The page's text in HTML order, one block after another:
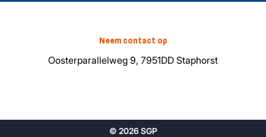
Neem contact op
Oosterparallelweg 9, 7951DD Staphorst
© 2026 SGP